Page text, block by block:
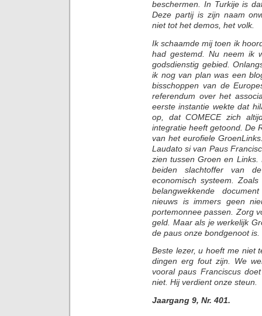
beschermen. In Turkije is
Deze partij is zijn naam
niet tot het demos, het volk.
Ik schaamde mij toen ik
had gestemd. Nu neem ik
godsdienstig gebied.
ik nog van plan was een
bisschoppen van de
referendum over het
eerste instantie wekte dat
op, dat COMECE zich
integratie heeft getoond. De
van het eurofiele
Laudato si van Paus
zien tussen Groen en
beiden slachtoffer van
economisch systeem.
belangwekkende
nieuws is immers geen
portemonnee passen. Zorg
geld. Maar als je werkelijk
de paus onze bondgenoot is.
Beste lezer, u hoeft me niet
dingen erg fout zijn. We
vooral paus Franciscus
niet. Hij verdient onze steun.
Jaargang 9, Nr. 401.